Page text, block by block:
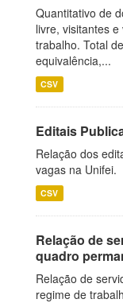
Quantitativo de
livre, visitantes
trabalho. Total
equivalência,...
CSV
Editais
Relação dos
vagas na Unifei.
CSV
Relação de
quadro
Relação de
regime de